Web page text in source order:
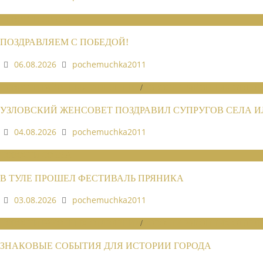
ПОЗДРАВЛЯЕМ С ПОБЕДОЙ!
06.08.2026
pochemuchka2011
/
УЗЛОВСКИЙ ЖЕНСОВЕТ ПОЗДРАВИЛ СУПРУГОВ СЕЛА
04.08.2026
pochemuchka2011
В ТУЛЕ ПРОШЕЛ ФЕСТИВАЛЬ ПРЯНИКА
03.08.2026
pochemuchka2011
/
ЗНАКОВЫЕ СОБЫТИЯ ДЛЯ ИСТОРИИ ГОРОДА